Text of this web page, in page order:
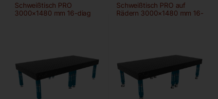
Schweißtisch PRO
3000×1480 mm 16-diag
Schweißtisch PRO auf
Rädern 3000×1480 mm 16-